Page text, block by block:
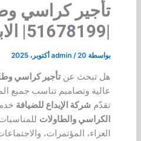
تأجير كراسي
|51678199| الابداع للضيافة
بواسطة admin /20 أكتوبر، 2025
هل تبحث عنتأجير كراسي
عالية وتصاميم تناسب جميع
تقدّم شركة الإبداع للضيافة
الكراسي والطاولات
العزاء، المؤتمرات،